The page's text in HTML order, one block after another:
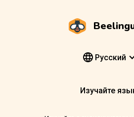
Pусский
Изучайте